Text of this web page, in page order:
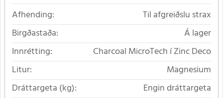
Afhending:
Til afgreiðslu strax
Birgðastaða:
Á lager
Innrétting:
Charcoal MicroTech í Zinc Deco
Litur:
Magnesium
Dráttargeta (kg):
Engin dráttargeta